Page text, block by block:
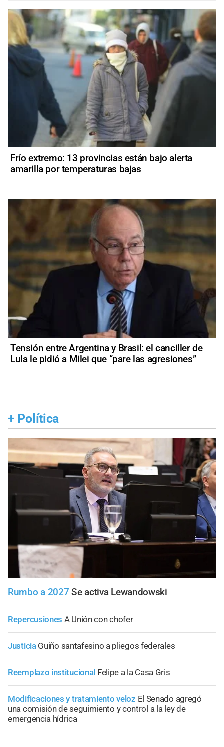
Frío extremo: 13 provincias están bajo alerta
amarilla por temperaturas bajas
Tensión entre Argentina y Brasil: el canciller de
Lula le pidió a Milei que “pare las agresiones”
+ Política
Rumbo a 2027 Se activa Lewandowski
Repercusiones A Unión con chofer
Justicia Guiño santafesino a pliegos federales
Reemplazo institucional Felipe a la Casa Gris
Modificaciones y tratamiento veloz El Senado agregó
una comisión de seguimiento y control a la ley de
emergencia hídrica